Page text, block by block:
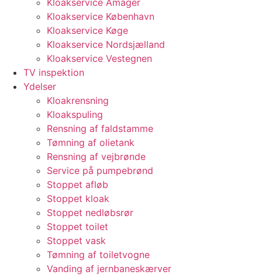
Kloakservice Amager
Kloakservice København
Kloakservice Køge
Kloakservice Nordsjælland
Kloakservice Vestegnen
TV inspektion
Ydelser
Kloakrensning
Kloakspuling
Rensning af faldstamme
Tømning af olietank
Rensning af vejbrønde
Service på pumpebrønd
Stoppet afløb
Stoppet kloak
Stoppet nedløbsrør
Stoppet toilet
Stoppet vask
Tømning af toiletvogne
Vanding af jernbaneskærver